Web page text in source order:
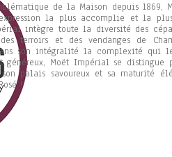
de la Maison depuis 1869,
la plus accomplie et la
intègre toute la diversité des
terroirs et des vendanges de
son intégralité la complexité qui
généreux, Moët Impérial se distingue
palais savoureux et sa maturité
!